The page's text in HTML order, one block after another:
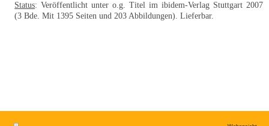
Status: Veröffentlicht unter o.g. Titel im ibidem-Verlag Stuttgart 2007
(3 Bde. Mit 1395 Seiten und 203 Abbildungen). Lieferbar.